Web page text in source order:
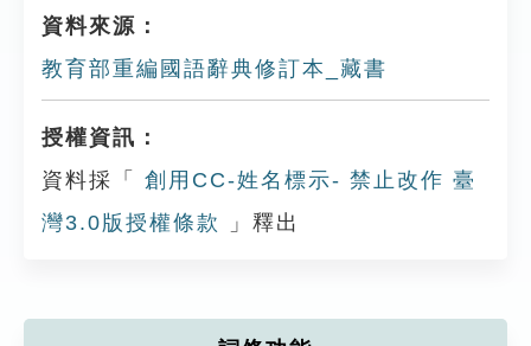
資料來源：
教育部重編國語辭典修訂本_藏書
授權資訊：
資料採「
創用CC-姓名標示- 禁止改作 臺
灣3.0版授權條款
」釋出